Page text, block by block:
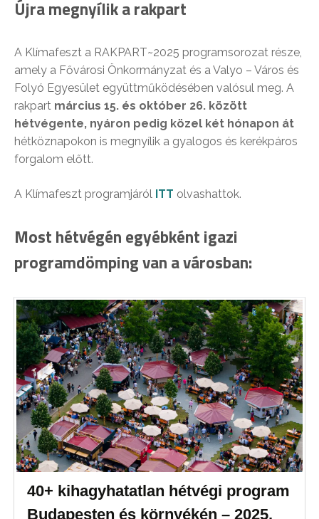
Újra megnyílik a rakpart
A Klímafeszt a RAKPART~2025 programsorozat része,
amely a Fővárosi Önkormányzat és a Valyo – Város és
Folyó Egyesület együttműködésében valósul meg. A
rakpart március 15. és október 26. között
hétvégente, nyáron pedig közel két hónapon át
hétköznapokon is megnyílik a gyalogos és kerékpáros
forgalom előtt.
A Klímafeszt programjáról ITT olvashattok.
Most hétvégén egyébként igazi
programdömping van a városban:
40+ kihagyhatatlan hétvégi program
Budapesten és környékén – 2025.